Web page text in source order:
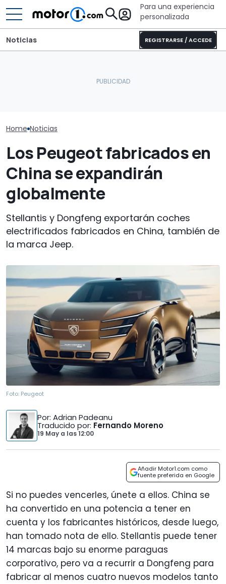
Para una experiencia
personalizada
REGISTRARSE / ACCEDE
Noticias
Home Noticias
Los Peugeot fabricados en
China se expandirán
globalmente
Stellantis y Dongfeng exportarán coches
electrificados fabricados en China, también de
la marca Jeep.
Foto: Peugeot
Por: Adrian Padeanu
Traducido por: Fernando Moreno
19 May a las12:00
Añadir Motor1.com como
fuente preferida en Google
Si no puedes vencerles, únete a ellos. China se
ha convertido en una potencia a tener en
cuenta y los fabricantes históricos, desde luego,
han tomado nota de ello. Stellantis puede tener
14 marcas bajo su enorme paraguas
corporativo, pero va a recurrir a Dongfeng para
fabricar al menos cuatro nuevos modelos tanto